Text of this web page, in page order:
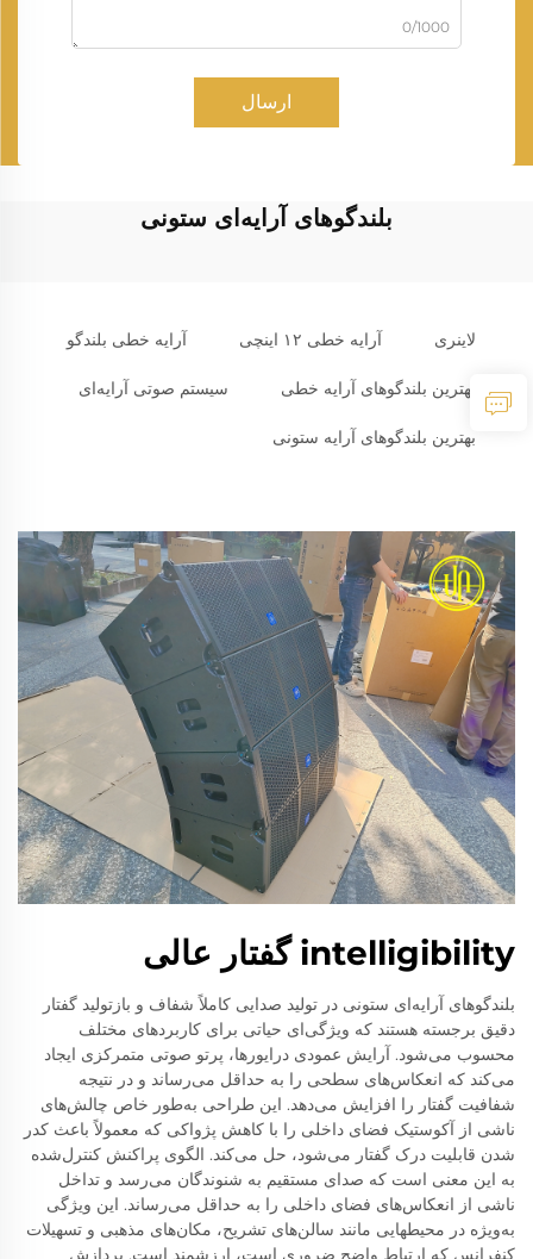
0/1000
ارسال
بلندگوهای آرایه‌ای ستونی
لاینری آرایه خطی ۱۲ اینچی آرایه خطی بلندگو
بهترین بلندگوهای آرایه خطی سیستم صوتی آرایه‌ای
بهترین بلندگوهای آرایه ستونی
intelligibility گفتار عالی
بلندگوهای آرایه‌ای ستونی در تولید صدایی کاملاً شفاف و بازتولید گفتار
دقیق برجسته هستند که ویژگی‌ای حیاتی برای کاربردهای مختلف
محسوب می‌شود. آرایش عمودی درایورها، پرتو صوتی متمرکزی ایجاد
می‌کند که انعکاس‌های سطحی را به حداقل می‌رساند و در نتیجه
شفافیت گفتار را افزایش می‌دهد. این طراحی به‌طور خاص چالش‌های
ناشی از آکوستیک فضای داخلی را با کاهش پژواکی که معمولاً باعث کدر
شدن قابلیت درک گفتار می‌شود، حل می‌کند. الگوی پراکنش کنترل‌شده
به این معنی است که صدای مستقیم به شنوندگان می‌رسد و تداخل
ناشی از انعکاس‌های فضای داخلی را به حداقل می‌رساند. این ویژگی
به‌ویژه در محیطهایی مانند سالن‌های تشریح، مکان‌های مذهبی و تسهیلات
کنفرانس که ارتباط واضح ضروری است، ارزشمند است. پردازش